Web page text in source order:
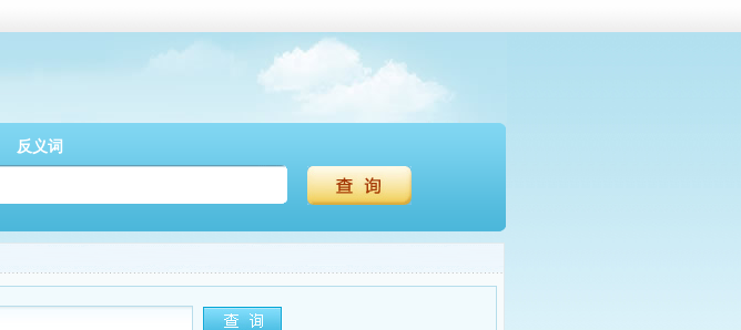
反义词